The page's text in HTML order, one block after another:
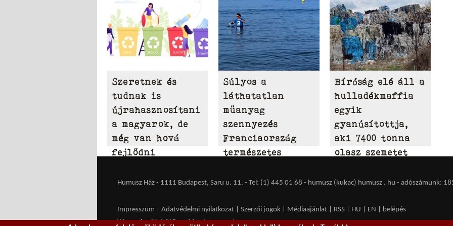
Szeretnek és
tudnak is
újrahasznosítani
a magyarok, de
még van hová
fejlődni
Súlyos a
láthatatlan
műanyag
szennyezés
Franciaország
természetes
Bíróság elé áll a
hulladékmaffia
egyik
gyanúsítottja,
aki 7400 tonna
olasz szemetet
Humusz Ház - 1111 Budapest, Saru u. 11. - Tel: (1) 445 01 68 - humusz (kukac) humusz . hu - adószámunk:
Impresszum Adatvédelmi nyilatkozat Szerzői jogok Médiaajánlat RSS HU EN
belépés
We work withMXGuarddogto prevent spam.